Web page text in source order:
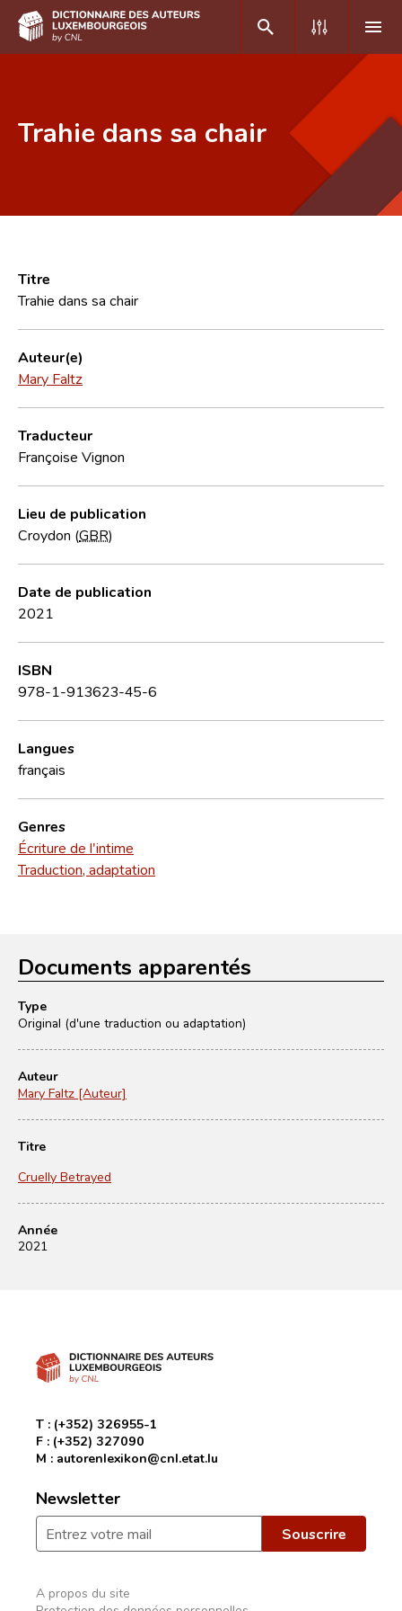
Foire aux questions
CNL
Équipe scientifique
Contact
Trahie dans sa chair
Titre
Trahie dans sa chair
Auteur(e)
Mary Faltz
Traducteur
Françoise Vignon
Lieu de publication
Croydon (GBR)
Date de publication
2021
ISBN
978-1-913623-45-6
Langues
français
Genres
Écriture de l'intime
Traduction, adaptation
Documents apparentés
Type
Original (d'une traduction ou adaptation)
Auteur
Mary Faltz [Auteur]
Titre
Cruelly Betrayed
Année
2021
T : (+352) 326955-1
F : (+352) 327090
M : autorenlexikon@cnl.etat.lu
Newsletter
A propos du site